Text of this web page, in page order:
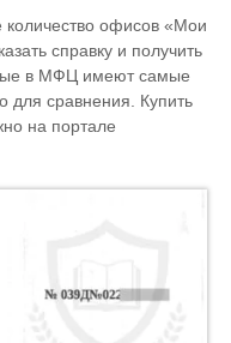
количество офисов «Мои
справку и получить
в МФЦ имеют самые
для сравнения. Купить
на портале